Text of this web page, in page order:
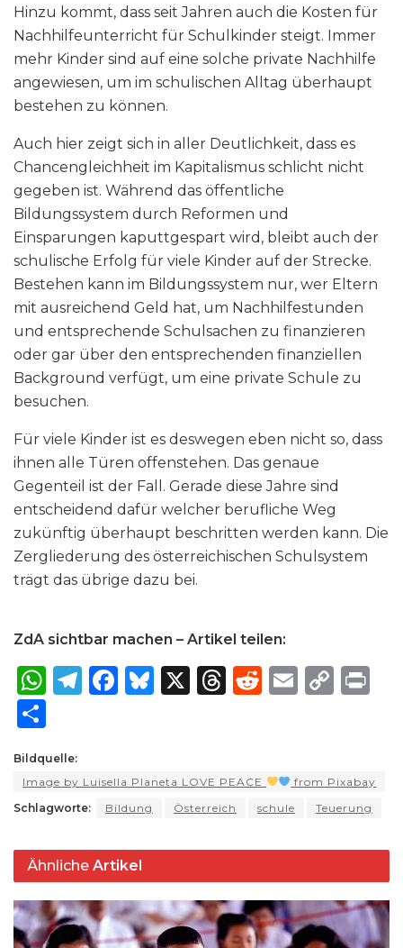
Hinzu kommt, dass seit Jahren auch die Kosten für
Nachhilfeunterricht für Schulkinder steigt. Immer
mehr Kinder sind auf eine solche private Nachhilfe
angewiesen, um im schulischen Alltag überhaupt
bestehen zu können.
Auch hier zeigt sich in aller Deutlichkeit, dass es
Chancengleichheit im Kapitalismus schlicht nicht
gegeben ist. Während das öffentliche
Bildungssystem durch Reformen und
Einsparungen kaputtgespart wird, bleibt auch der
schulische Erfolg für viele Kinder auf der Strecke.
Bestehen kann im Bildungssystem nur, wer Eltern
mit ausreichend Geld hat, um Nachhilfestunden
und entsprechende Schulsachen zu finanzieren
oder gar über den entsprechenden finanziellen
Background verfügt, um eine private Schule zu
besuchen.
Für viele Kinder ist es deswegen eben nicht so, dass
ihnen alle Türen offenstehen. Das genaue
Gegenteil ist der Fall. Gerade diese Jahre sind
entscheidend dafür welcher berufliche Weg
zukünftig überhaupt beschritten werden kann. Die
Zergliederung des österreichischen Schulsystem
trägt das übrige dazu bei.
ZdA sichtbar machen – Artikel teilen:
W
ts
A
p
p
T
ra
m
F
b
o
o
k
B
k
X
T
d
s
R
di
t
E
C
Li
n
k
ar
e
Bildquelle:
Image by Luisella Planeta LOVE PEACE
from Pixabay
Schlagworte:
Bildung Österreich schule Teuerung
Ähnliche Artikel